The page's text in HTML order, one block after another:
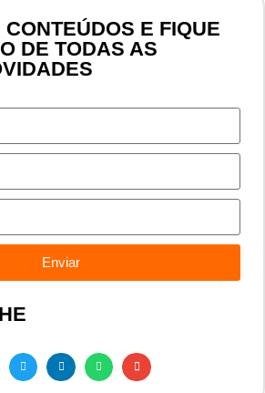
E FIQUE
DE TODAS AS
Enviar